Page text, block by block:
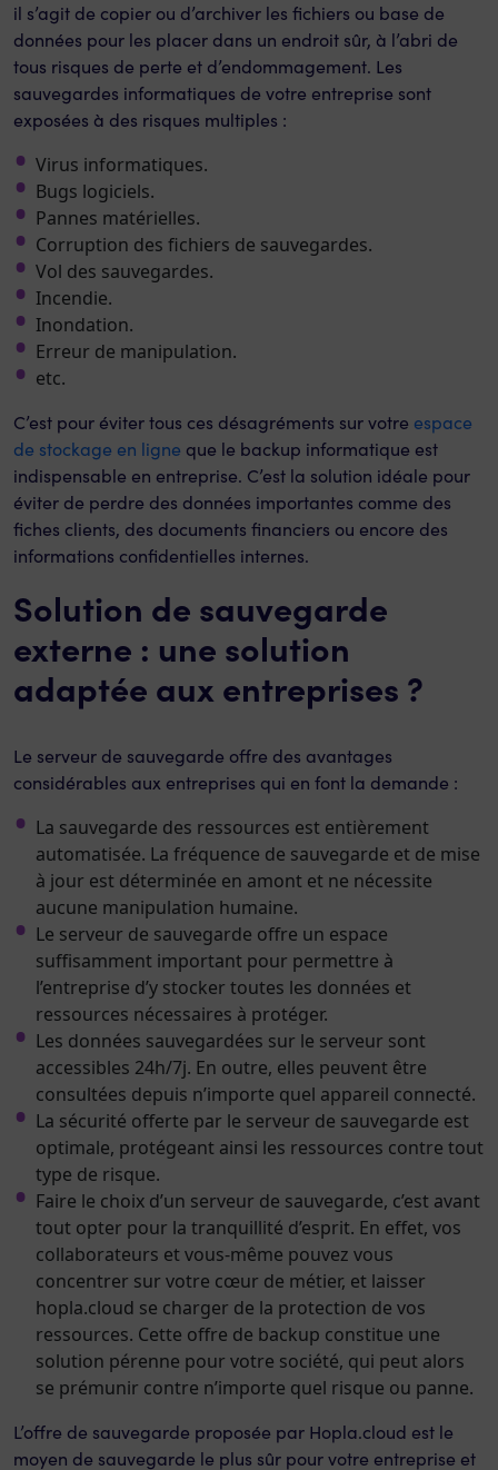
il s’agit de copier ou d’archiver les fichiers ou base de
données pour les placer dans un endroit sûr, à l’abri de
tous risques de perte et d’endommagement. Les
sauvegardes informatiques de votre entreprise sont
exposées à des risques multiples :
Virus informatiques.
Bugs logiciels.
Pannes matérielles.
Corruption des fichiers de sauvegardes.
Vol des sauvegardes.
Incendie.
Inondation.
Erreur de manipulation.
etc.
C’est pour éviter tous ces désagréments sur votre espace
de stockage en ligne que le backup informatique est
indispensable en entreprise. C’est la solution idéale pour
éviter de perdre des données importantes comme des
fiches clients, des documents financiers ou encore des
informations confidentielles internes.
Solution de sauvegarde
externe : une solution
adaptée aux entreprises ?
Le serveur de sauvegarde offre des avantages
considérables aux entreprises qui en font la demande :
La sauvegarde des ressources est entièrement
automatisée. La fréquence de sauvegarde et de mise
à jour est déterminée en amont et ne nécessite
aucune manipulation humaine.
Le serveur de sauvegarde offre un espace
suffisamment important pour permettre à
l’entreprise d’y stocker toutes les données et
ressources nécessaires à protéger.
Les données sauvegardées sur le serveur sont
accessibles 24h/7j. En outre, elles peuvent être
consultées depuis n’importe quel appareil connecté.
La sécurité offerte par le serveur de sauvegarde est
optimale, protégeant ainsi les ressources contre tout
type de risque.
Faire le choix d’un serveur de sauvegarde, c’est avant
tout opter pour la tranquillité d’esprit. En effet, vos
collaborateurs et vous-même pouvez vous
concentrer sur votre cœur de métier, et laisser
hopla.cloud se charger de la protection de vos
ressources. Cette offre de backup constitue une
solution pérenne pour votre société, qui peut alors
se prémunir contre n’importe quel risque ou panne.
L’offre de sauvegarde proposée par Hopla.cloud est le
moyen de sauvegarde le plus sûr pour votre entreprise et